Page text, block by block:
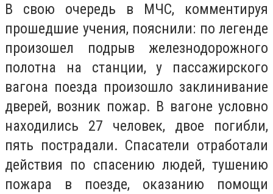
В свою очередь в МЧС, комментируя
прошедшие учения, пояснили: по легенде
произошел подрыв железнодорожного
полотна на станции, у пассажирского
вагона поезда произошло заклинивание
дверей, возник пожар. В вагоне условно
находились 27 человек, двое погибли,
пять пострадали. Спасатели отработали
действия по спасению людей, тушению
пожара в поезде, оказанию помощи